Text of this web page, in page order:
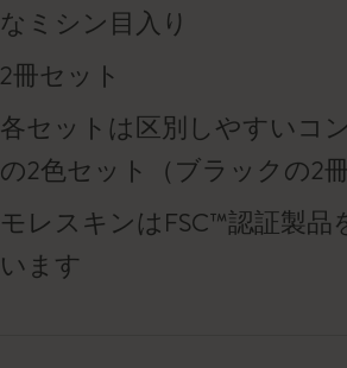
なミシン目入り
2冊セット
各セットは区別しやすいコ
の2色セット（ブラックの2
モレスキンはFSC™認証製品
います